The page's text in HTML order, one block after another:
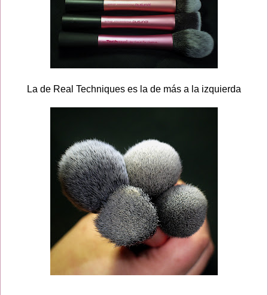
La de Real Techniques es la de más a la izquierda